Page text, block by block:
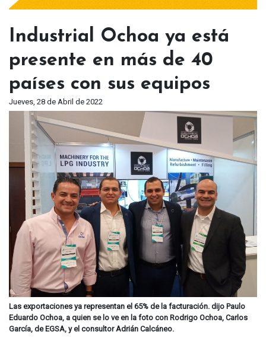
Industrial Ochoa ya está
presente en más de 40
países con sus equipos
Jueves, 28 de Abril de 2022
Las exportaciones ya representan el 65% de la facturación. dijo Paulo
Eduardo Ochoa, a quien se lo ve en la foto con Rodrigo Ochoa, Carlos
García, de EGSA, y el consultor Adrián Calcáneo.